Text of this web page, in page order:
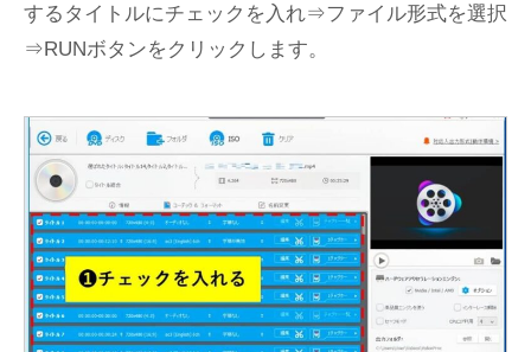
するタイトルにチェックを入れ⇒ファイル形式を選択
⇒RUNボタンをクリックします。